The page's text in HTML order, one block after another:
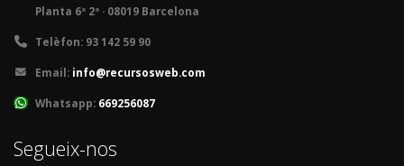
Planta 6ª 2ª · 08019 Barcelona
Telèfon: 93 142 59 90
Email: info@recursosweb.com
Whatsapp: 669256087
Segueix-nos